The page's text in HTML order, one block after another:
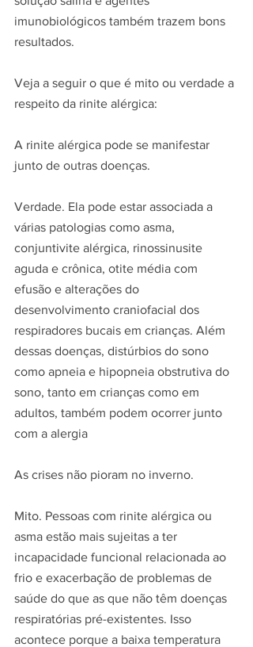
imunobiológicos também trazem bons
resultados.
Veja a seguir o que é mito ou verdade a
respeito da rinite alérgica:
A rinite alérgica pode se manifestar
junto de outras doenças.
Verdade. Ela pode estar associada a
várias patologias como asma,
conjuntivite alérgica, rinossinusite
aguda e crônica, otite média com
efusão e alterações do
desenvolvimento craniofacial dos
respiradores bucais em crianças. Além
dessas doenças, distúrbios do sono
como apneia e hipopneia obstrutiva do
sono, tanto em crianças como em
adultos, também podem ocorrer junto
com a alergia
As crises não pioram no inverno.
Mito. Pessoas com rinite alérgica ou
asma estão mais sujeitas a ter
incapacidade funcional relacionada ao
frio e exacerbação de problemas de
saúde do que as que não têm doenças
respiratórias pré-existentes. Isso
acontece porque a baixa temperatura